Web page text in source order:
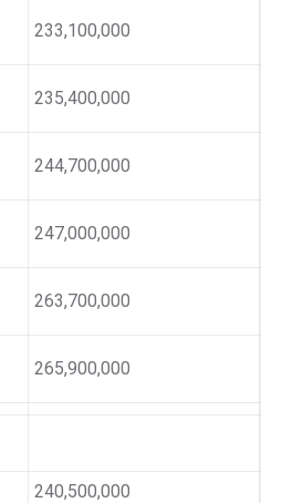
233,100,000
235,400,000
244,700,000
247,000,000
263,700,000
265,900,000
240,500,000